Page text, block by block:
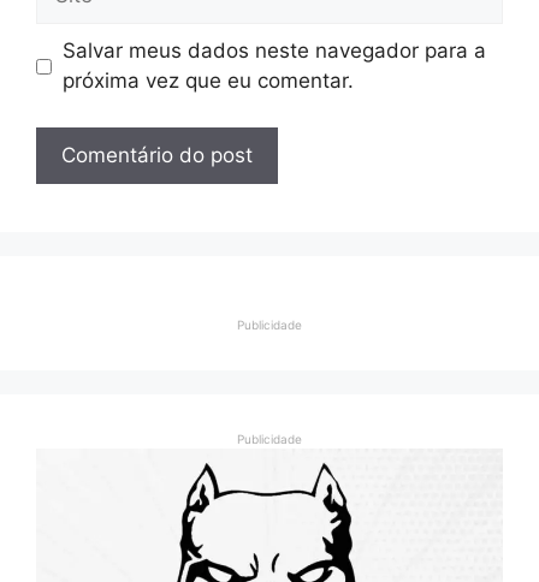
Salvar meus dados neste navegador para a
próxima vez que eu comentar.
Publicidade
Publicidade